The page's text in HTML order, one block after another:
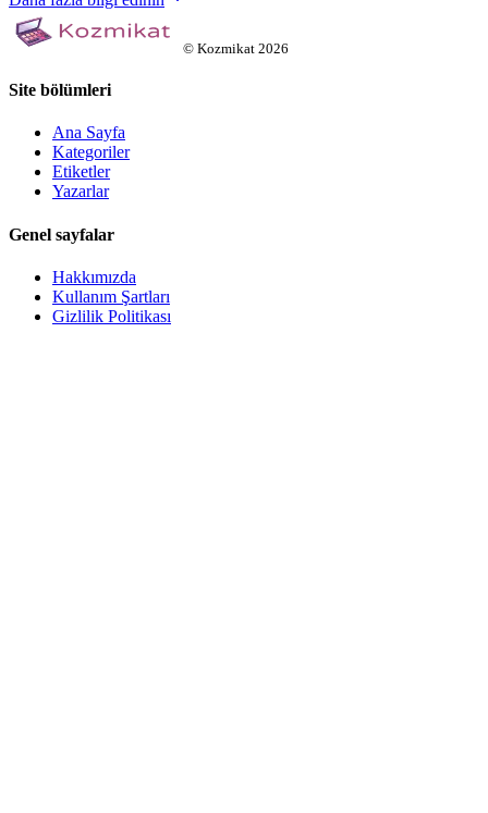
© Kozmikat 2026
Site bölümleri
Ana Sayfa
Kategoriler
Etiketler
Yazarlar
Genel sayfalar
Hakkımızda
Kullanım Şartları
Gizlilik Politikası